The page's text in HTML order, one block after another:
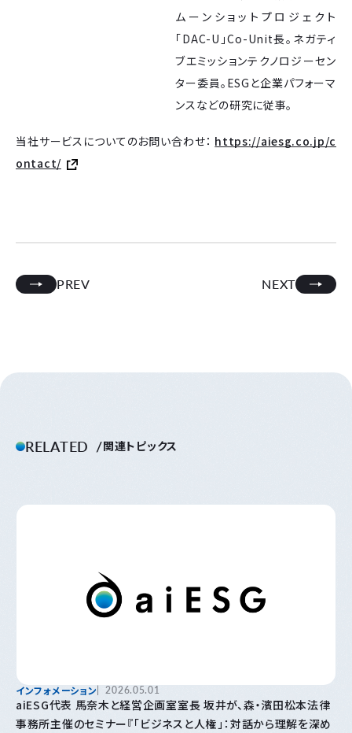
ムーンショットプロジェクト
「DAC-U」Co-Unit長。ネガティ
ブエミッションテクノロジーセン
ター委員。ESGと企業パフォーマ
ンスなどの研究に従事。
当社サービスについてのお問い合わせ： https://aiesg.co.jp/c
ontact/
PREV NEXT
RELATED 関連トピックス
インフォメーション 2026.05.01
aiESG代表 馬奈木と経営企画室室長 坂井が、森・濱田松本法律
事務所主催のセミナー『「⁠ビジネスと人権⁠」⁠：対話から理解を深め